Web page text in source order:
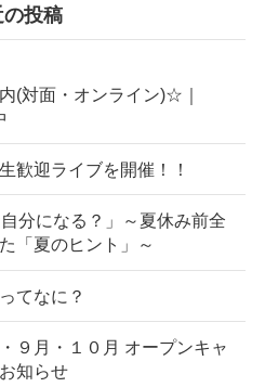
投稿
(対面・オンライン)☆｜
歓迎ライブを開催！！
分になる？」～夏休み前全
「夏のヒント」～
てなに？
９月・１０月 オープンキャ
知らせ